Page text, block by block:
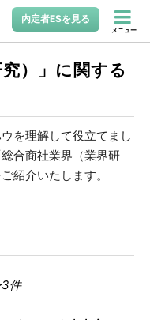
内定者ESを見る
メニュー
究）」に関する
を理解して役立てまし
合商社業界（業界研
紹介いたします。
件